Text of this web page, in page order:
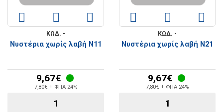
ΚΩΔ. -
Νυστέρια χωρίς λαβή Ν11
9,67€
7,80€ + ΦΠΑ 24%
ΚΩΔ. -
Νυστέρια χωρίς λαβή Ν21
9,67€
7,80€ + ΦΠΑ 24%